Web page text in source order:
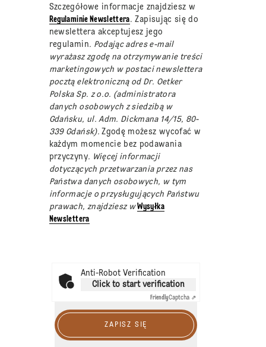
Szczegółowe informacje znajdziesz w
Regulaminie Newslettera. Zapisując się do
newslettera akceptujesz jego
regulamin. Podając adres e-mail
wyrażasz zgodę na otrzymywanie treści
marketingowych w postaci newslettera
pocztą elektroniczną od Dr. Oetker
Polska Sp. z o.o. (administratora
danych osobowych z siedzibą w
Gdańsku, ul. Adm. Dickmana 14/15, 80-
339 Gdańsk).Zgodę możesz wycofać w
każdym momencie bez podawania
przyczyny. Więcej informacji
dotyczących przetwarzania przez nas
Państwa danych osobowych, w tym
informacje o przysługujących Państwu
prawach, znajdziesz wWysyłka
Newslettera
Anti-Robot Verification
Click to start verification
FriendlyCaptcha ⇗
ZAPISZ SIĘ